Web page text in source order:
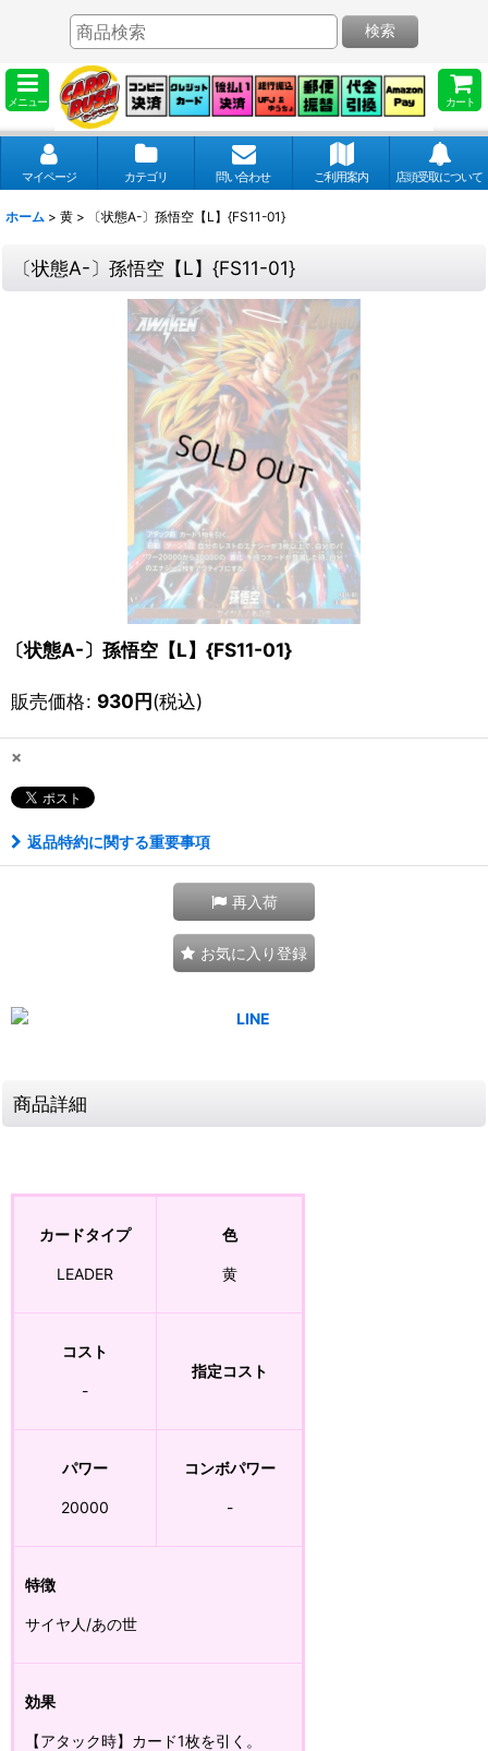
メニュー カート
検索
マイページ カテゴリ 問い合わせ ご利用案内 店頭受取について
ホーム > 黄 > 〔状態A-〕孫悟空【L】{FS11-01}
〔状態A-〕孫悟空【L】{FS11-01}
〔状態A-〕孫悟空【L】{FS11-01}
販売価格: 930円(税込)
×
返品特約に関する重要事項
再入荷
お気に入り登録
商品詳細
カードタイプ
LEADER
色
黄
コスト
-
指定コスト
パワー
20000
コンボパワー
-
特徴
サイヤ人/あの世
効果
【アタック時】カード1枚を引く。